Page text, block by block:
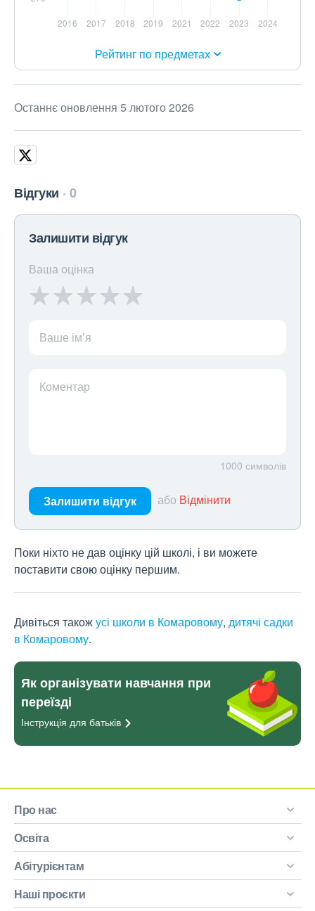
Рейтинг по предметах
Останнє оновлення 5 лютого 2026
Відгуки 0
Залишити відгук
Ваша оцінка
Ваше ім’я
Коментар
1000 символів
Залишити відгук або Відмінити
Поки ніхто не дав оцінку цій школі, і ви можете
поставити свою оцінку першим.
Дивіться такожусі школи в Комаровому, дитячі садки
в Комаровому.
Як організувати навчання при
переїзді
Інструкція для батьків
Про нас
Освіта
Абітурієнтам
Наші проєкти